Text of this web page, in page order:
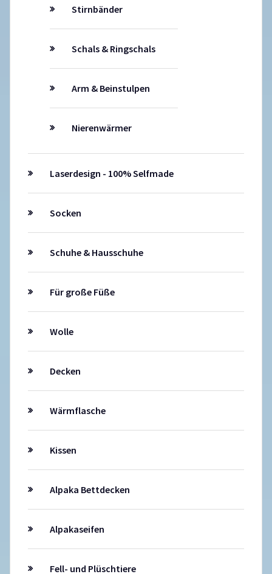
Stirnbänder
Schals & Ringschals
Arm & Beinstulpen
Nierenwärmer
Laserdesign - 100% Selfmade
Socken
Schuhe & Hausschuhe
Für große Füße
Wolle
Decken
Wärmflasche
Kissen
Alpaka Bettdecken
Alpakaseifen
Fell- und Plüschtiere